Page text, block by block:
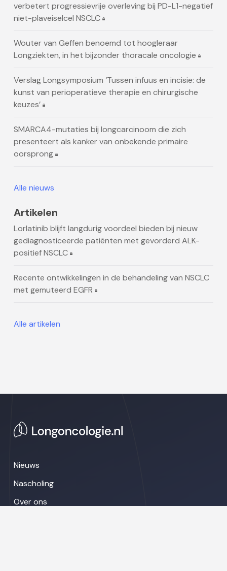
verbetert progressievrije overleving bij PD-L1-negatief
niet-plaveiselcel NSCLC
Wouter van Geffen benoemd tot hoogleraar
Longziekten, in het bijzonder thoracale oncologie
Verslag Longsymposium ‘Tussen infuus en incisie: de
kunst van perioperatieve therapie en chirurgische
keuzes’
SMARCA4-mutaties bij longcarcinoom die zich
presenteert als kanker van onbekende primaire
oorsprong
Alle nieuws
Artikelen
Lorlatinib blijft langdurig voordeel bieden bij nieuw
gediagnosticeerde patiënten met gevorderd ALK-
positief NSCLC
Recente ontwikkelingen in de behandeling van NSCLC
met gemuteerd EGFR
Alle artikelen
Nieuws
Nascholing
Over ons